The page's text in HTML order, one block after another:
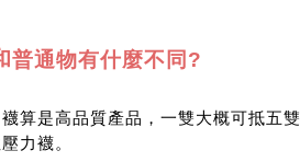
普通物有什麼不同?
算是高品質產品，一雙大概可抵五
力襪。